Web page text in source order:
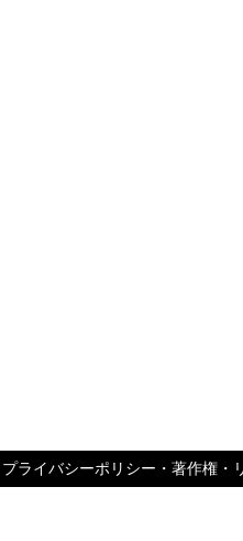
プライバシーポリシー・著作権・